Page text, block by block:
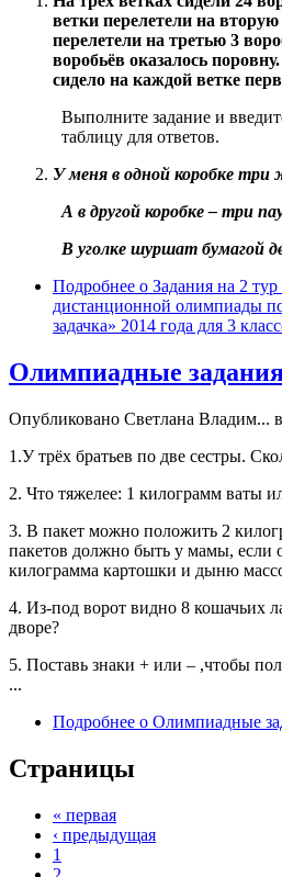
ветки перелетели на
перелетели на третью 3
воробьёв оказалось
сидело на каждой ветке
Выполните задание и
таблицу для ответов.
У меня в одной коробке три
А в другой коробке – три
В уголке шуршат бумагой
Подробнее о Задания на 2
дистанционной олимпиады
задачка» 2014 года для 3
Олимпиадные
Опубликовано Светлана Владим...
1.У трёх братьев по две сестры.
2. Что тяжелее: 1 килограмм ваты
3. В пакет можно положить 2
пакетов должно быть у мамы, если
килограмма картошки и дыню
4. Из-под ворот видно 8 кошачьих
дворе?
5. Поставь знаки + или – ,чтобы
...
Подробнее о Олимпиадные
Страницы
« первая
‹ предыдущая
1